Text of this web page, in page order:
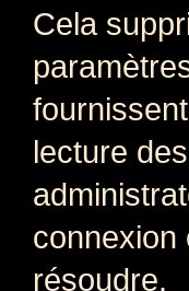
Cela
lecture
connexion
résoudre.